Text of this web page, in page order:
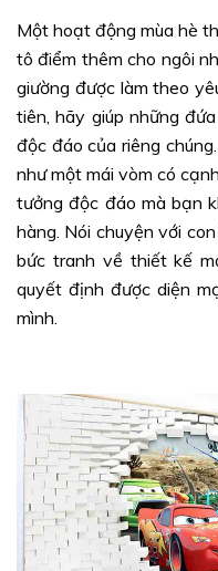
Một hoạt động mùa hè
tô điểm thêm cho ngôi
giường được làm theo
tiên, hãy giúp những
độc đáo của riêng
như một mái vòm có
tưởng độc đáo mà bạn
hàng. Nói chuyện với
bức tranh về thiết kế
quyết định được diện
mình.